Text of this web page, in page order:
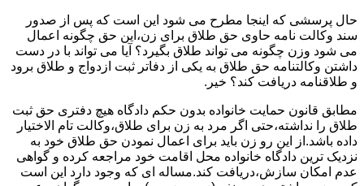
حال پرسشی که اینجا مطرح می شود این است که پس از صدور
سند وکالت نامه حاوی حق طلاق برای زن،این حق چگونه اعمال
می شود وزن چگونه می تواند طلاق بگیرد؟ آیا می تواند با در دست
داشتن وکالتنامه حق طلاق به یکی از دفاتر ثبت ازدواج و طلاق برود
و طلاقنامه دریافت کند؟ خیر.
مطابق قانون حمایت خانواده بدون حکم دادگاه هیچ دفتری حق ثبت
طلاق را نداشته،حتی اگر مرد به زن برای طلاق،وکالت تام الاختیار
داده باشد.از این رو زن باید برای اعمال نمودن حق طلاق خود به
نزدیک ترین دادگاه خانواده محل اقامت خود مراجعه کرده و گواهی
عدم امکان سازش،دریافت کند.مساله ای که وجود دارد این است